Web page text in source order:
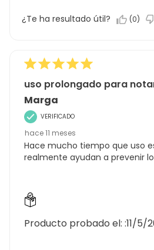
¿Te ha resultado útil? (0)
uso prolongado para
Marga
VERIFICADO
hace 11 meses
Hace mucho tiempo que uso
realmente ayudan a prevenir
Producto probado el: :11/5/